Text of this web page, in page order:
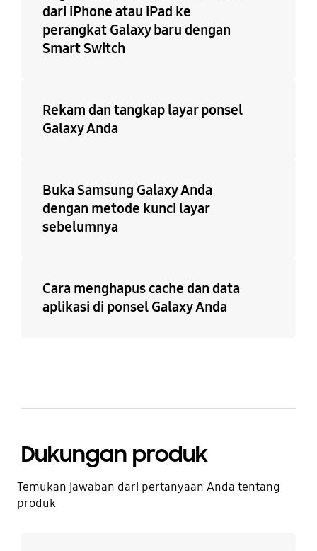
dari iPhone atau iPad ke
perangkat Galaxy baru dengan
Smart Switch
Rekam dan tangkap layar ponsel
Galaxy Anda
Buka Samsung Galaxy Anda
dengan metode kunci layar
sebelumnya
Cara menghapus cache dan data
aplikasi di ponsel Galaxy Anda
Dukungan produk
Temukan jawaban dari pertanyaan Anda tentang
produk